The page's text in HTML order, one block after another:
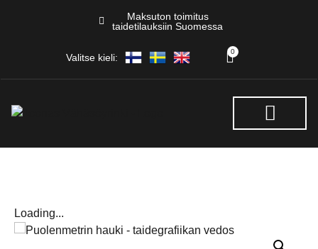
Maksuton toimitus
taidetilauksiin Suomessa
Valitse kieli:
0
Loading...